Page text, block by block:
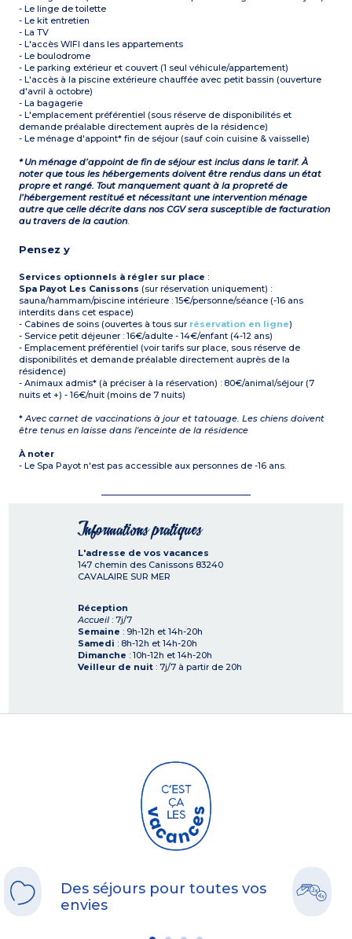
- Le linge de toilette
- Le kit entretien
- La TV
- L'accès WIFI dans les appartements
- Le boulodrome
- Le parking extérieur et couvert (1 seul véhicule/appartement)
- L'accès à la piscine extérieure chauffée avec petit bassin (ouverture
d'avril à octobre)
- La bagagerie
- L'emplacement préférentiel (sous réserve de disponibilités et
demande préalable directement auprès de la résidence)
- Le ménage d'appoint* fin de séjour (sauf coin cuisine & vaisselle)
* Un ménage d’appoint de fin de séjour est inclus dans le tarif. À
noter que tous les hébergements doivent être rendus dans un état
propre et rangé. Tout manquement quant à la propreté de
l’hébergement restitué et nécessitant une intervention ménage
autre que celle décrite dans nos CGV sera susceptible de facturation
au travers de la caution.
Pensez y
Services optionnels à régler sur place :
Spa Payot Les Canissons (sur réservation uniquement) :
sauna/hammam/piscine intérieure : 15€/personne/séance (-16 ans
interdits dans cet espace)
- Cabines de soins (ouvertes à tous sur réservation en ligne)
- Service petit déjeuner : 16€/adulte - 14€/enfant (4-12 ans)
- Emplacement préférentiel (voir tarifs sur place, sous réserve de
disponibilités et demande préalable directement auprès de la
résidence)
- Animaux admis* (à préciser à la réservation) : 80€/animal/séjour (7
nuits et +) - 16€/nuit (moins de 7 nuits)
*Avec carnet de vaccinations à jour et tatouage. Les chiens doivent
être tenus en laisse dans l'enceinte de la résidence
À noter
- Le Spa Payot n'est pas accessible aux personnes de -16 ans.
Informations pratiques
L'adresse de vos vacances
147 chemin des Canissons 83240
CAVALAIRE SUR MER
Réception
Accueil : 7j/7
Semaine : 9h-12h et 14h-20h
Samedi : 8h-12h et 14h-20h
Dimanche : 10h-12h et 14h-20h
Veilleur de nuit : 7j/7 à partir de 20h
Des séjours pour toutes vos
envies